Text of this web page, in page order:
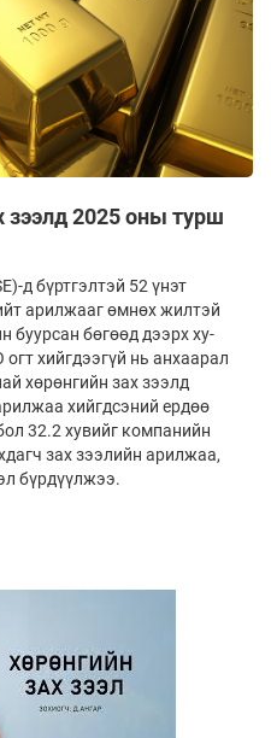
зээлд 2025 оны турш
д бүрт­гэл­т­эй 52 үнэт
арил­жааг өмнөх жил­тэй
буурсан бөгөөд дээрх ху­
хийгдээ­гүй нь анхаарал
хөрөнгийн зах зээлд
хийгдсэний ердөө
32.2 ху­вийг ком­панийн
зах зээлийн арил­жаа,
бүрдүүлжээ.